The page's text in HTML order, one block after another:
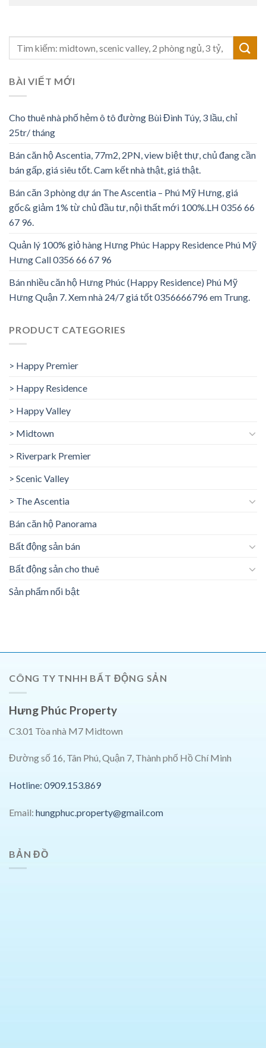
BÀI VIẾT MỚI
Cho thuê nhà phố hẻm ô tô đường Bùi Đình Túy, 3 lầu, chỉ
25tr/ tháng
Bán căn hộ Ascentia, 77m2, 2PN, view biệt thự, chủ đang cần
bán gấp, giá siêu tốt. Cam kết nhà thật, giá thật.
Bán căn 3 phòng dự án The Ascentia – Phú Mỹ Hưng, giá
gốc& giảm 1% từ chủ đầu tư, nội thất mới 100%.LH 0356 66
67 96.
Quản lý 100% giỏ hàng Hưng Phúc Happy Residence Phú Mỹ
Hưng Call 0356 66 67 96
Bán nhiều căn hộ Hưng Phúc (Happy Residence) Phú Mỹ
Hưng Quận 7. Xem nhà 24/7 giá tốt 0356666796 em Trung.
PRODUCT CATEGORIES
> Happy Premier
> Happy Residence
> Happy Valley
> Midtown
> Riverpark Premier
> Scenic Valley
> The Ascentia
Bán căn hộ Panorama
Bất động sản bán
Bất động sản cho thuê
Sản phẩm nổi bật
CÔNG TY TNHH BẤT ĐỘNG SẢN
Hưng Phúc Property
C3.01 Tòa nhà M7 Midtown
Đường số 16, Tân Phú, Quận 7, Thành phố Hồ Chí Minh
Hotline: 0909.153.869
Email: hungphuc.property@gmail.com
BẢN ĐỒ